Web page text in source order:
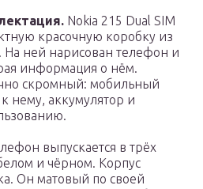
Nokia 215 Dual SIM
красочную коробку из
На ней нарисован телефон и
информация о нём.
скромный: мобильный
нему, аккумулятор и
выпускается в трёх
и чёрном. Корпус
Он матовый по своей